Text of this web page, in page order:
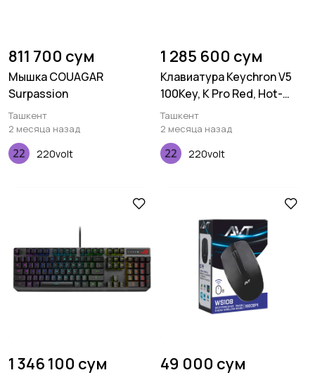
811 700 сум
Мышка COUAGAR
Surpassion
Ташкент
2 месяца назад
220volt
1 285 600 сум
Клавиатура Keychron V5
100Key, K Pro Red, Hot-
Swap, QMK, Knob, USB-A,
EN/UKR, RGB, Frosted Black
Ташкент
2 месяца назад
220volt
1 346 100 сум 49 000 сум